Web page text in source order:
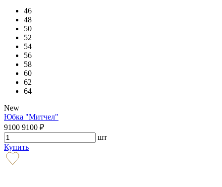
46
48
50
52
54
56
58
60
62
64
New
Юбка "Митчел"
9100 9100 ₽
шт
Купить